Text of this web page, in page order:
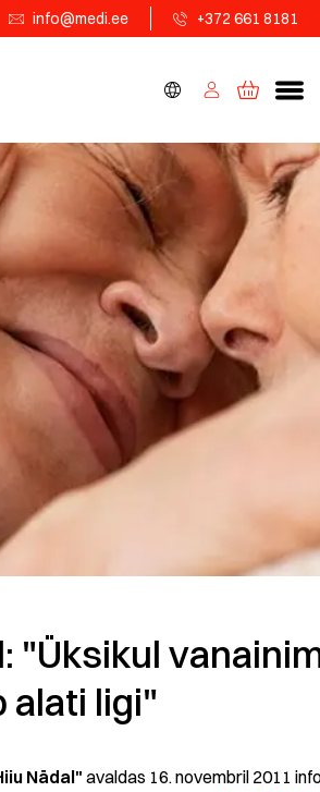
info@medi.ee +372 661 8181
"Üksikul
alati ligi"
Nädal" avaldas 16. novembril 2011